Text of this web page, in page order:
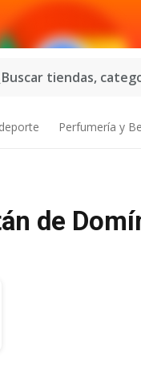
Buscar tiendas,
Perfumería y
de